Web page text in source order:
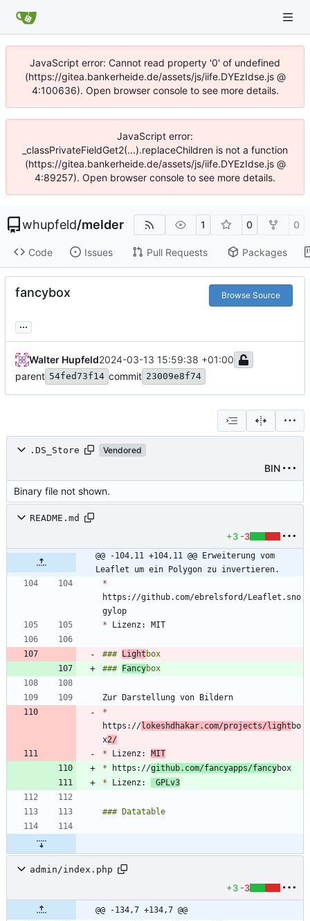
JavaScript error: Cannot read property '0' of undefined
(https://gitea.bankerheide.de/assets/js/iife.DYEzIdse.js @
4:100636). Open browser console to see more details.
JavaScript error:
_classPrivateFieldGet2(...).replaceChildren is not a function
(https://gitea.bankerheide.de/assets/js/iife.DYEzIdse.js @
4:89257). Open browser console to see more details.
whupfeld/melder 1 0 0
Code Issues Pull Requests Packages
fancybox Browse Source
...
Walter Hupfeld2024-03-13 15:59:38 +01:00
parent 54fed73f14 commit 23009e8f74
.DS_Store Vendored
BIN
Binary file not shown.
README.md
+3 -3
@@ -104,11 +104,11 @@ Erweiterung vom
Leaflet um ein Polygon zu invertieren.
*
https://github.com/ebrelsford/Leaflet.sno
*
### Light
### Fancy
*
https://lokeshdhakar.com/projects/light bo
x2/
* Lizenz: MIT
* https://github.com/fancyapps/fancy
* Lizenz: GPLv3
admin/index.php
+3 -3
@@ -134,7 +134,7 @@